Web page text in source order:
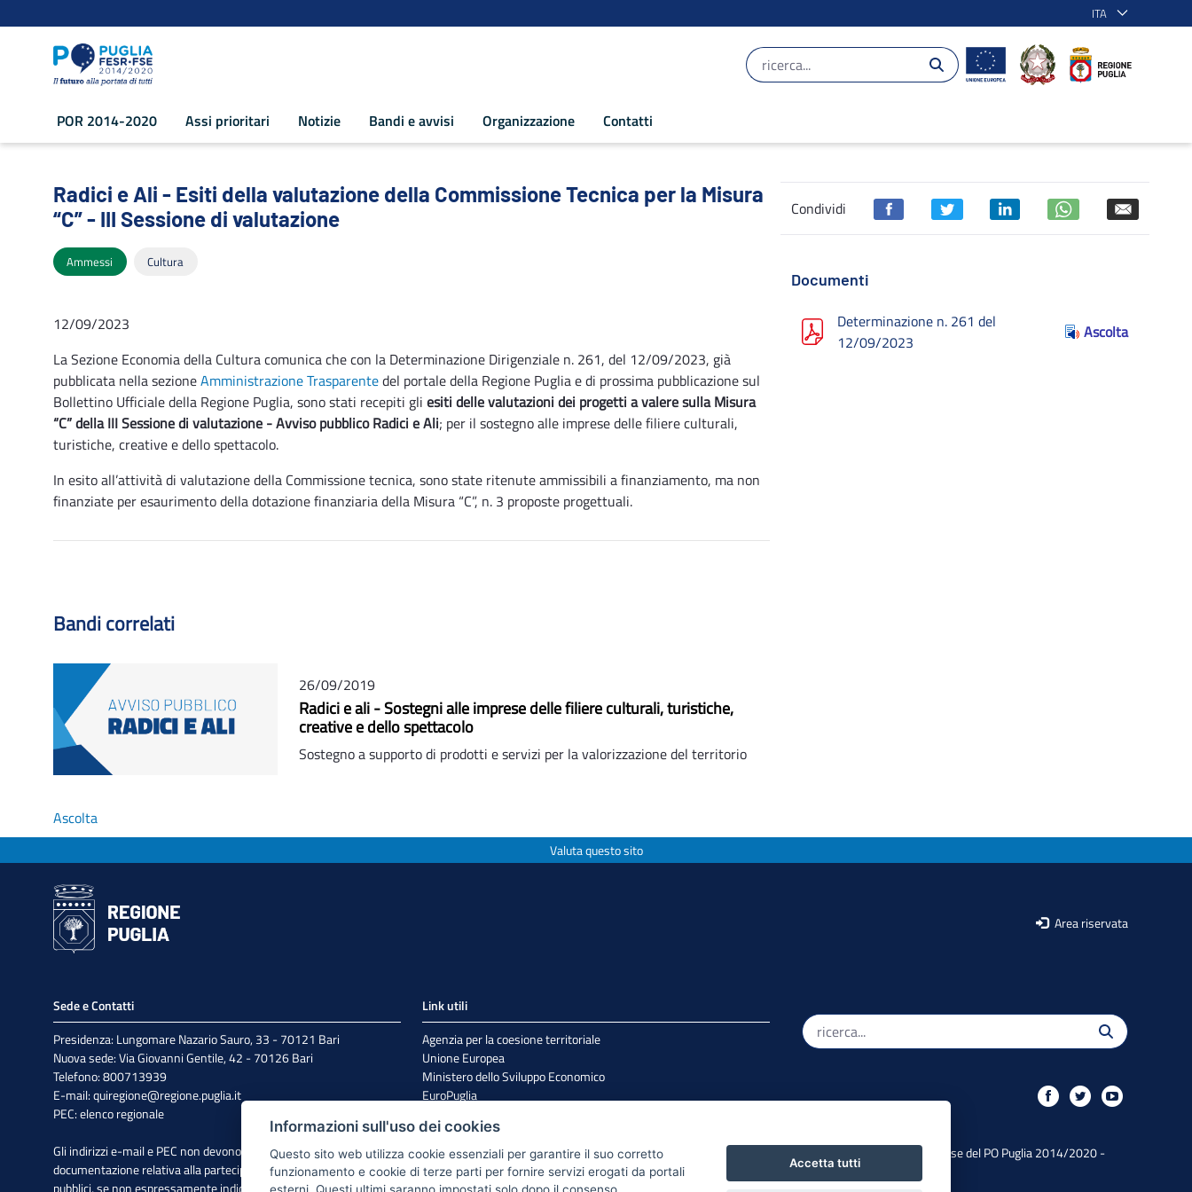
ITA
POR 2014-2020 Assi prioritari Notizie Bandi e avvisi Organizzazione Contatti
Radici e Ali - Esiti della valutazione della Commissione Tecnica per la Misura “C” - III Sessione di valutazione - POR
Radici e Ali - Esiti della valutazione della Commissione Tecnica per la Misura
“C” - III Sessione di valutazione
Ammessi Cultura
12/09/2023
La Sezione Economia della Cultura comunica che con la Determinazione Dirigenziale n. 261, del 12/09/2023, già
pubblicata nella sezioneAmministrazione Trasparentedel portale della Regione Puglia e di prossima pubblicazione sul
Bollettino Ufficiale della Regione Puglia, sono stati recepiti gli esiti delle valutazioni dei progetti a valere sulla Misura
“C” della III Sessione di valutazione -Avviso pubblico Radici e Ali; per il sostegno alle imprese delle filiere culturali,
turistiche, creative e dello spettacolo.
In esito all’attività di valutazione della Commissione tecnica, sono state ritenute ammissibili a finanziamento, ma non
finanziate per esaurimento della dotazione finanziaria della Misura “C”, n. 3 proposte progettuali.
Condividi
Documenti
Determinazione n. 261 del
12/09/2023
Ascolta
Bandi correlati
26/09/2019
Radici e ali - Sostegni alle imprese delle filiere culturali, turistiche,
creative e dello spettacolo
Sostegno a supporto di prodotti e servizi per la valorizzazione del territorio
Ascolta
Valuta questo sito
Area riservata
Sede e Contatti
Presidenza: Lungomare Nazario Sauro, 33 - 70121 Bari
Nuova sede: Via Giovanni Gentile, 42 - 70126 Bari
Telefono: 800713939
E-mail:quiregione@regione.puglia.it
PEC:elenco regionale
Gli indirizzi e-mail e PEC non devono essere utilizzati per l'invio di
documentazione relativa alla partecipazione a bandi e avvisi
pubblici, se non espressamente indicato.
Link utili
Agenzia per la coesione territoriale
Unione Europea
Ministero dello Sviluppo Economico
EuroPuglia
Sistema Puglia
Iniziativa finanziata con risorse del PO Puglia 2014/2020 -
Asse XIII
Informazioni sull'uso dei cookies
Questo sito web utilizza cookie essenziali per garantire il suo corretto
funzionamento e cookie di terze parti per fornire servizi erogati da portali
Accetta tutti